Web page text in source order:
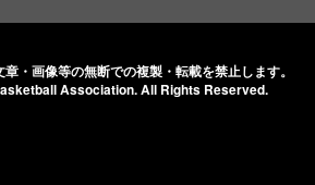
・画像等の無断での複製・転載を禁止します。
Association.All Rights Reserved.